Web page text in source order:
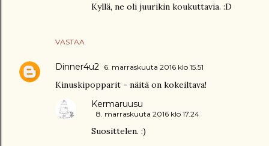
VASTAA
Kyllä, ne oli juurikin koukuttavia. :D
Dinner4u2 6. marraskuuta 2016 klo 15.51
Kinuskipopparit - näitä on kokeiltava!
Kermaruusu
8. marraskuuta 2016 klo 17.24
Suosittelen. :)